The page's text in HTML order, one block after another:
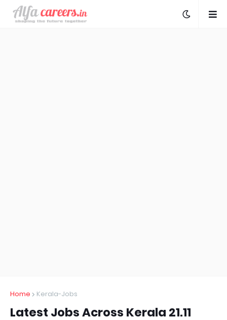
Home Kerala-Jobs
Latest Jobs Across Kerala 21.11